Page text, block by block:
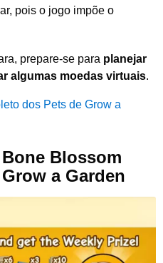
pois o jogo impõe o
prepare-se para planejar
algumas moedas virtuais.
dos Pets de Grow a
Blossom
a Garden